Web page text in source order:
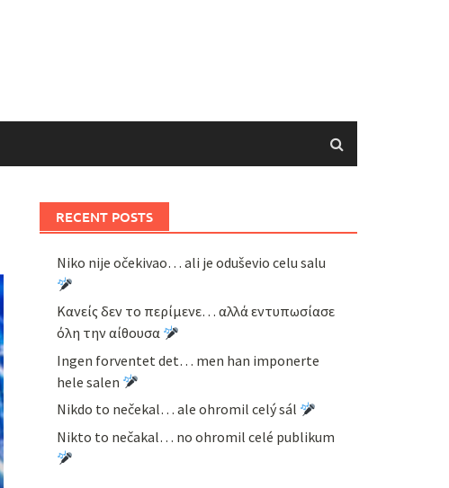
RECENT POSTS
Niko nije očekivao… ali je oduševio celu salu
Κανείς δεν το περίμενε… αλλά εντυπωσίασε
όλη την αίθουσα
Ingen forventet det… men han imponerte
hele salen
Nikdo to nečekal… ale ohromil celý sál
Nikto to nečakal… no ohromil celé publikum